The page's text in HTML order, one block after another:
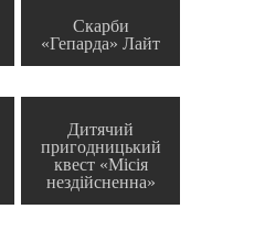
Скарби
«Гепарда» Лайт
Дитячий
пригодницький
квест «Місія
нездійсненна»